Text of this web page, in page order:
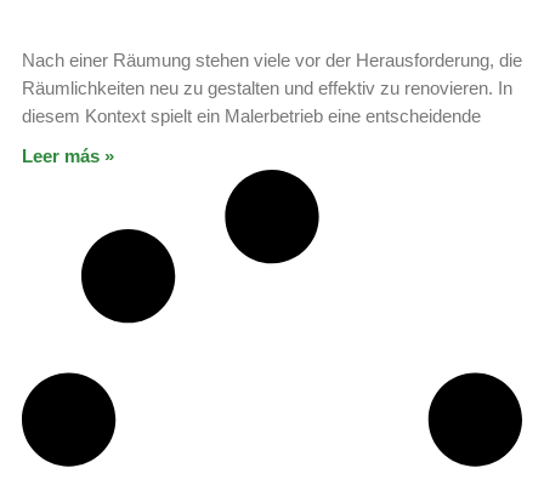
Nach einer Räumung stehen viele vor der Herausforderung, die
Räumlichkeiten neu zu gestalten und effektiv zu renovieren. In
diesem Kontext spielt ein Malerbetrieb eine entscheidende
Leer más »